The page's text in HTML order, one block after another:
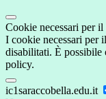
Cookie necessari per
I cookie necessari per
disabilitati. È possibile
policy.
ic1saraccobella.edu.it